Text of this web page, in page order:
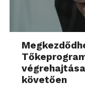
követően